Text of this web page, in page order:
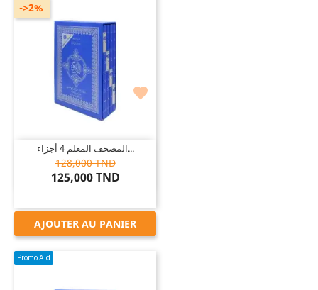

المصحف المعلم 4 أجزاء...
128,000 TND
125,000 TND
->2%
AJOUTER AU PANIER
Promo Aid